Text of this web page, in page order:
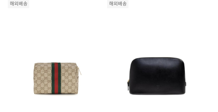
해외배송 해외배송